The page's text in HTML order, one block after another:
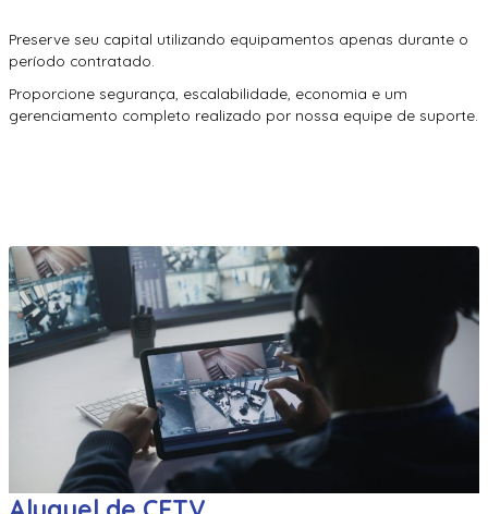
Preserve seu capital utilizando equipamentos apenas durante o
período contratado.
Proporcione segurança, escalabilidade, economia e um
gerenciamento completo realizado por nossa equipe de suporte.